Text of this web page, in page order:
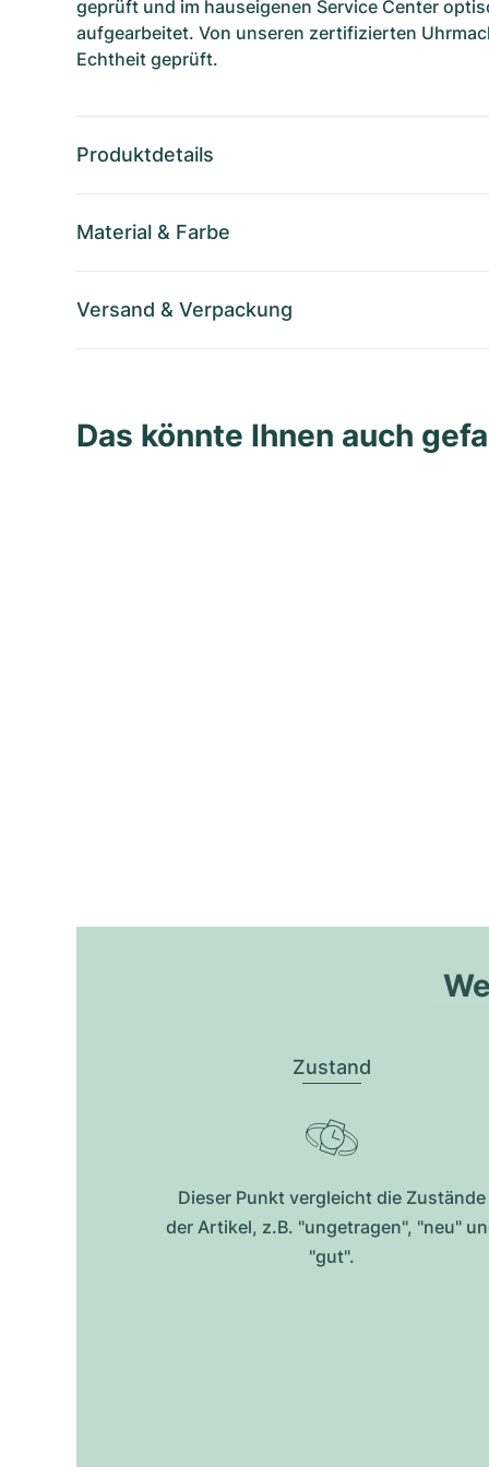
geprüft und im hauseigenen Service Center
aufgearbeitet. Von unseren zertifizierten
Echtheit geprüft.
Produktdetails
Material & Farbe
Versand & Verpackung
Das könnte Ihnen auch
Zustand
Dieser Punkt vergleicht die Zustände
der Artikel, z.B. "ungetragen", "neu"
"gut".